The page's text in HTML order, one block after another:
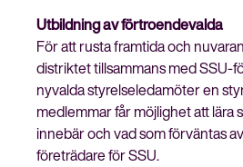
Utbildning av förtroendevalda
För att rusta framtida och
distriktet tillsammans med SSU-
nyvalda styrelseledamöter en
medlemmar får möjlighet att lära
innebär och vad som förväntas
företrädare för SSU.